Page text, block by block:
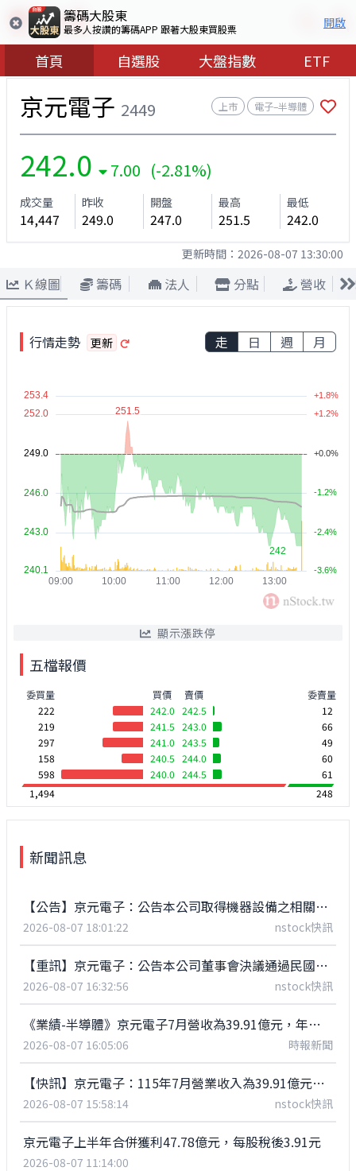
籌碼大股東
最多人按讚的籌碼APP 跟著大股東買股票 開啟
首頁 自選股 大盤指數 ETF
京元電子 2449 上市 電子–半導體
242.0 7.00 (-2.81%)
成交量
14,447
昨收
249.0
開盤
247.0
最高
251.5
最低
242.0
更新時間： 2026-08-07 13:30:00
Ｋ線圖 籌碼 法人 分點 營收
行情走勢 更新 走 日 週 月
顯示漲跌停
五檔報價
委買量
買價
222
242.0
219
241.5
297
241.0
158
240.5
598
240.0
賣價
委賣量
242.5
12
243.0
66
243.5
49
244.0
60
244.5
61
1,494
248
新聞訊息
【公告】京元電子：公告本公司取得機器設備之相關資料
2026-08-07 18:01:22 nstock快訊
【重訊】京元電子：公告本公司董事會決議通過民國115年上半年度合併財務報表
2026-08-07 16:32:56 nstock快訊
《業績-半導體》京元電子7月營收為39.91億元，年增36.75%
2026-08-07 16:05:06 時報新聞
【快訊】京元電子：115年7月營業收入為39.91億元，年增36.75%
2026-08-07 15:58:14 nstock快訊
京元電子上半年合併獲利47.78億元，每股稅後3.91元
2026-08-07 11:14:00